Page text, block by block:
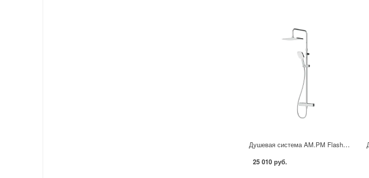
Душевая система AM.PM Flash F079SQ400 с термостатом 3 режима цвет хром
25 010 руб.